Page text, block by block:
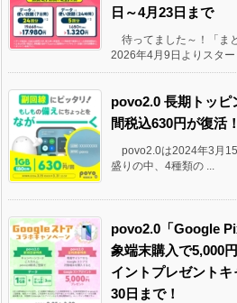
日～4月23日まで
待ってました～！「ま
2026年4月9日よりスター
povo2.0 長期トッピ
間税込630円が復活
povo2.0は2024年3月
盛りの中、4種類の ...
povo2.0「Google
象端末購入で5,000
イントプレゼントキ
30日まで！